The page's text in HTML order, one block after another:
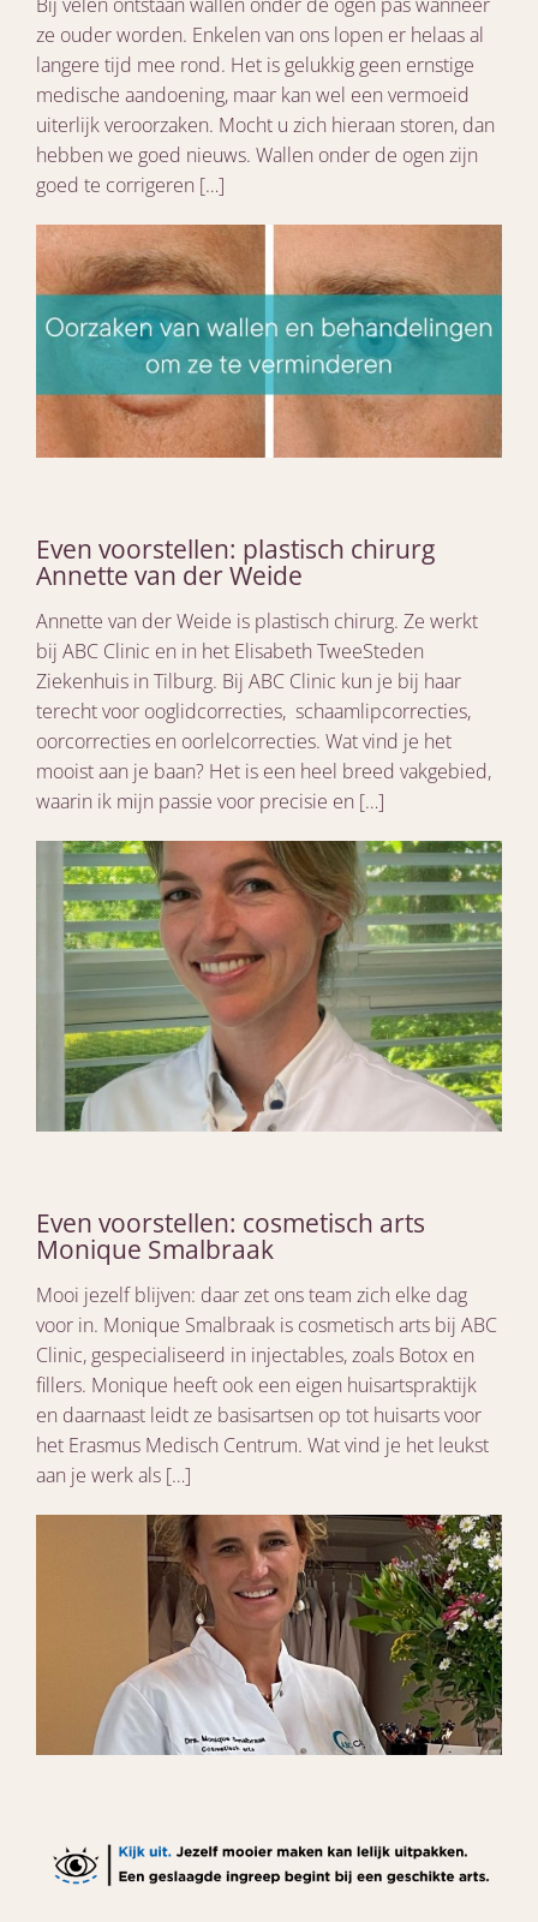
ze ouder worden. Enkelen van ons lopen er helaas al
langere tijd mee rond. Het is gelukkig geen ernstige
medische aandoening, maar kan wel een vermoeid
uiterlijk veroorzaken. Mocht u zich hieraan storen, dan
hebben we goed nieuws. Wallen onder de ogen zijn
goed te corrigeren […]
Even voorstellen: plastisch chirurg
Annette van der Weide
Annette van der Weide is plastisch chirurg. Ze werkt
bij ABC Clinic en in het Elisabeth TweeSteden
Ziekenhuis in Tilburg. Bij ABC Clinic kun je bij haar
terecht voor ooglidcorrecties, schaamlipcorrecties,
oorcorrecties en oorlelcorrecties. Wat vind je het
mooist aan je baan? Het is een heel breed vakgebied,
waarin ik mijn passie voor precisie en […]
Even voorstellen: cosmetisch arts
Monique Smalbraak
Mooi jezelf blijven: daar zet ons team zich elke dag
voor in. Monique Smalbraak is cosmetisch arts bij ABC
Clinic, gespecialiseerd in injectables, zoals Botox en
fillers. Monique heeft ook een eigen huisartspraktijk
en daarnaast leidt ze basisartsen op tot huisarts voor
het Erasmus Medisch Centrum. Wat vind je het leukst
aan je werk als […]